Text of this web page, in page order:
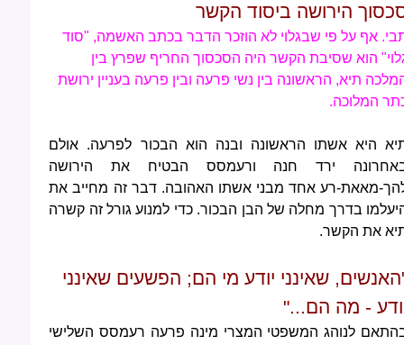
הירושה ביסוד הקשר
אף על פי שבגלוי לא הוזכר הדבר בכתב האשמה, "סוד
הוא שסיבת הקשר היה הסכסוך החריף שפרץ בין
תיא, הראשונה בין נשי פרעה ובין פרעה בעניין ירושת
המלוכה.
היא אשתו הראשונה ובנה הוא הבכור לפרעה. אולם
ירד חנה ורעמסס הבטיח את הירושה
מאאת-רע אחד מבני אשתו האהובה. דבר זה מחייב את
בדרך מחלה של הבן הבכור. כדי למנוע גורל זה קשרה
את הקשר.
שאינני יודע מי הם; הפשעים שאינני
- מה הם..."
לנוהג המשפטי המצרי מינה פרעה רעמסס השלישי